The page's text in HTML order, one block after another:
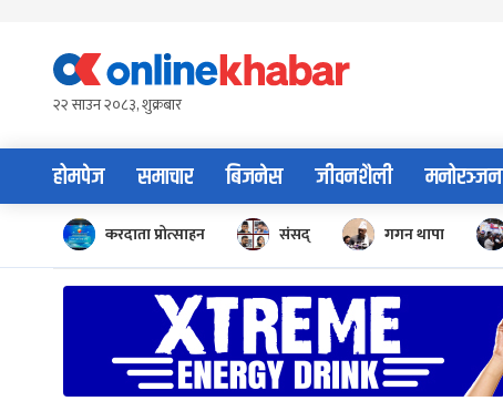
content२२ साउन २०८३, शुक्रबार
होमपेज समाचार बिजनेस जीवनशैली मनोरञ्जन
करदाता प्रोत्साहन संसद् गगन थापा